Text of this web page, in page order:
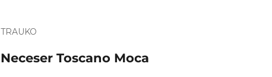
TRAUKO
Neceser Toscano Moca
¿Es
regalo?